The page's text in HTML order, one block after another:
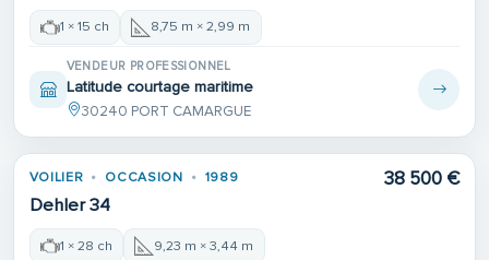
1 × 15 ch 8,75 m × 2,99 m
VENDEUR PROFESSIONNEL
Latitude courtage maritime
30240 PORT CAMARGUE
VOILIER OCCASION 1989
Dehler 34
38 500 €
1 × 28 ch 9,23 m × 3,44 m